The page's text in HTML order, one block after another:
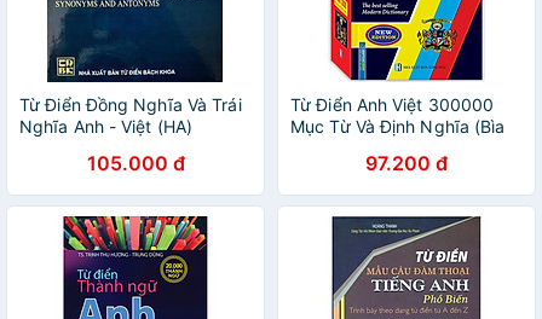
Từ Điển Đồng Nghĩa Và Trái
Nghĩa Anh - Việt (HA)
105.000 đ
Từ Điển Anh Việt 300000
Mục Từ Và Định Nghĩa (Bìa
97.200 đ